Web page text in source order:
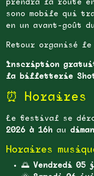
prendra la route
sono mobile qui
en un avant-goût
Retour organisé le
Inscription
la billetterie
⏰ Horaires
Le festival se
2026 à 16h au
Horaires
🌅 Vendredi 05